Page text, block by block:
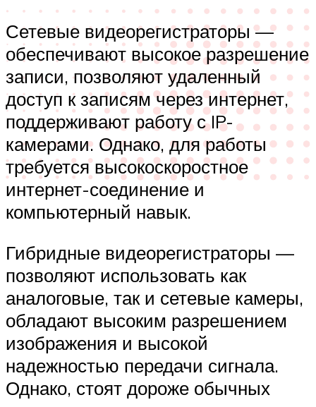
Сетевые видеорегистраторы —
обеспечивают высокое разрешение
записи, позволяют удаленный
доступ к записям через интернет,
поддерживают работу с IP-
камерами. Однако, для работы
требуется высокоскоростное
интернет-соединение и
компьютерный навык.
Гибридные видеорегистраторы —
позволяют использовать как
аналоговые, так и сетевые камеры,
обладают высоким разрешением
изображения и высокой
надежностью передачи сигнала.
Однако, стоят дороже обычных